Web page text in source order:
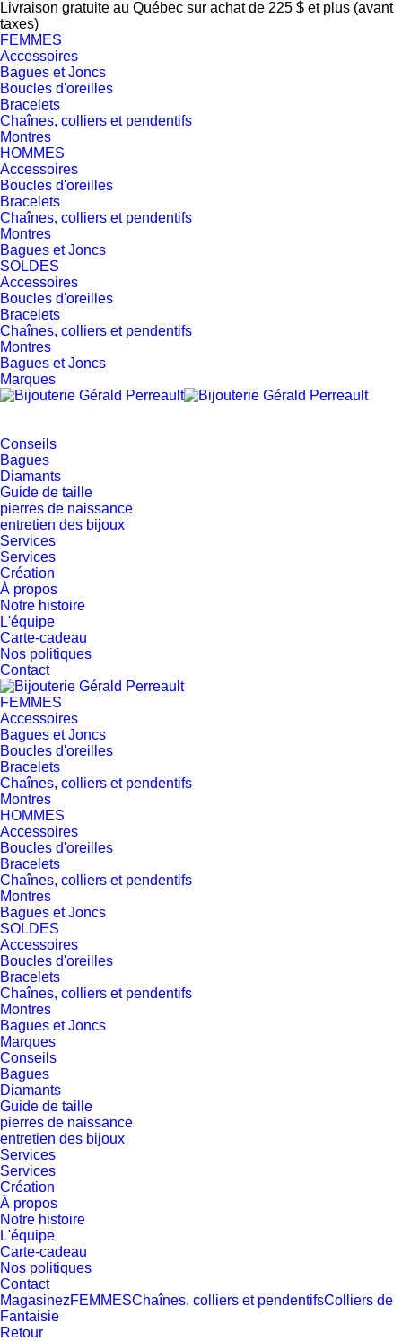
Livraison gratuite au Québec sur achat de 225 $ et plus (avant
taxes)
FEMMES
Accessoires
Bagues et Joncs
Boucles d'oreilles
Bracelets
Chaînes, colliers et pendentifs
Montres
HOMMES
Accessoires
Boucles d'oreilles
Bracelets
Chaînes, colliers et pendentifs
Montres
Bagues et Joncs
SOLDES
Accessoires
Boucles d'oreilles
Bracelets
Chaînes, colliers et pendentifs
Montres
Bagues et Joncs
Marques
Conseils
Bagues
Diamants
Guide de taille
pierres de naissance
entretien des bijoux
Services
Services
Création
À propos
Notre histoire
L'équipe
Carte-cadeau
Nos politiques
Contact
FEMMES
Accessoires
Bagues et Joncs
Boucles d'oreilles
Bracelets
Chaînes, colliers et pendentifs
Montres
HOMMES
Accessoires
Boucles d'oreilles
Bracelets
Chaînes, colliers et pendentifs
Montres
Bagues et Joncs
SOLDES
Accessoires
Boucles d'oreilles
Bracelets
Chaînes, colliers et pendentifs
Montres
Bagues et Joncs
Marques
Conseils
Bagues
Diamants
Guide de taille
pierres de naissance
entretien des bijoux
Services
Services
Création
À propos
Notre histoire
L'équipe
Carte-cadeau
Nos politiques
Contact
MagasinezFEMMESChaînes, colliers et pendentifsColliers de
Fantaisie
Retour